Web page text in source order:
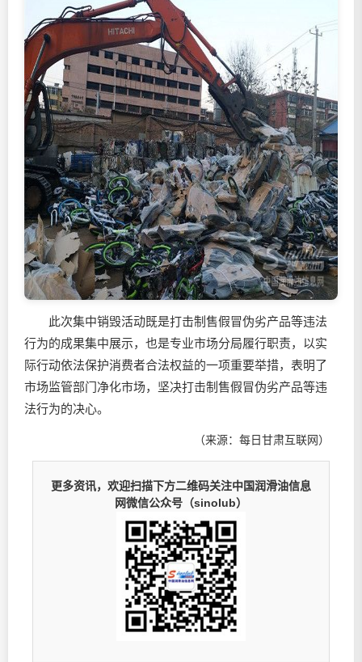
此次集中销毁活动既是打击制售假冒伪劣产品等违法
行为的成果集中展示，也是专业市场分局履行职责，以实
际行动依法保护消费者合法权益的一项重要举措，表明了
市场监管部门净化市场，坚决打击制售假冒伪劣产品等违
法行为的决心。
（来源：每日甘肃互联网）
更多资讯，欢迎扫描下方二维码关注中国润滑油信息
网微信公众号（sinolub）